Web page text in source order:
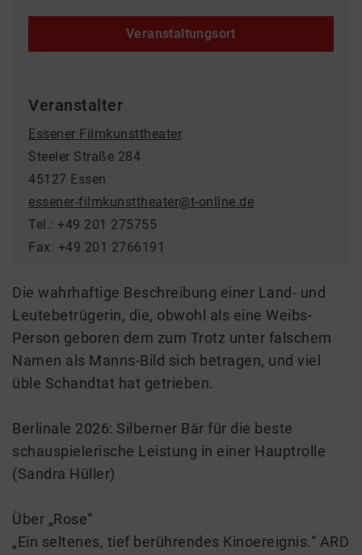
Veranstaltungsort
Veranstalter
Essener Filmkunsttheater
Steeler Straße 284
45127 Essen
essener-filmkunsttheater@t-online.de
Tel.: +49 201 275755
Fax: +49 201 2766191
Die wahrhaftige Beschreibung einer Land- und
Leutebetrügerin, die, obwohl als eine Weibs-
Person geboren dem zum Trotz unter falschem
Namen als Manns-Bild sich betragen, und viel
üble Schandtat hat getrieben.
Berlinale 2026: Silberner Bär für die beste
schauspielerische Leistung in einer Hauptrolle
(Sandra Hüller)
Über „Rose“
„Ein seltenes, tief berührendes Kinoereignis.“ ARD